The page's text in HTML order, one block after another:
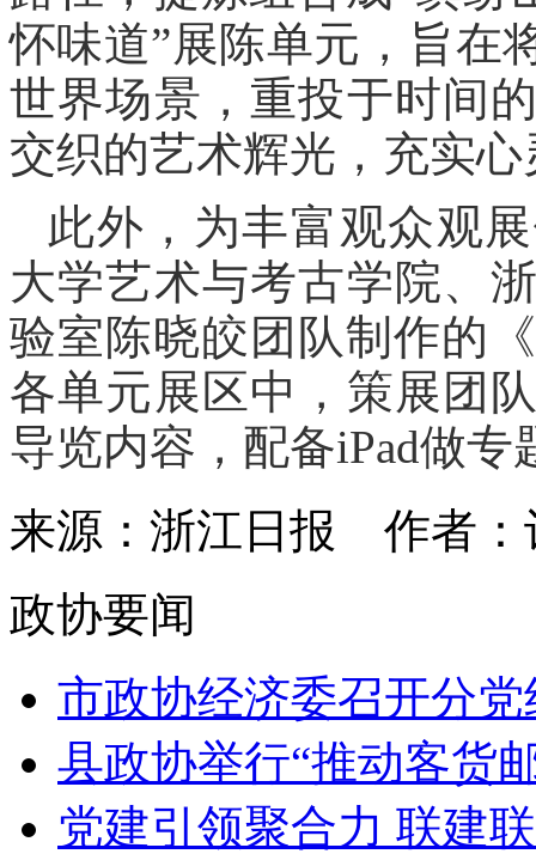
怀味道”展陈单元，旨在
世界场景，重投于时间
交织的艺术辉光，充实
此外，为丰富观众观
大学艺术与考古学院、
验室陈晓皎团队制作的
各单元展区中，策展团
导览内容，配备iPad做专
来源：浙江日报 作者
政协要闻
市政协经济委召开分
县政协举行“推动客货
党建引领聚合力 联建